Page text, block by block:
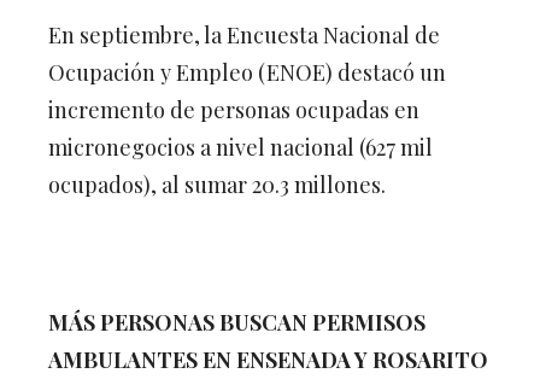
En septiembre, la Encuesta Nacional de
Ocupación y Empleo (ENOE) destacó un
incremento de personas ocupadas en
micronegocios a nivel nacional (627 mil
ocupados), al sumar 20.3 millones.
MÁS PERSONAS BUSCAN PERMISOS
AMBULANTES EN ENSENADA Y ROSARITO